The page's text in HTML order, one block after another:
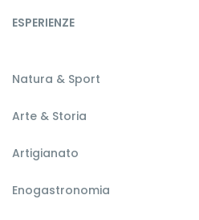
ESPERIENZE
Natura & Sport
Arte & Storia
Artigianato
Enogastronomia